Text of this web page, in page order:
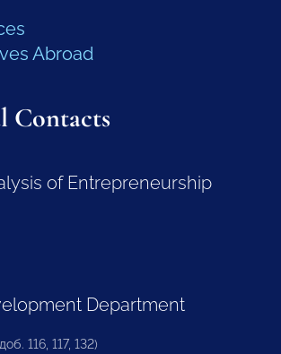
Abroad
Contacts
of Entrepreneurship
Department
116, 117, 132)